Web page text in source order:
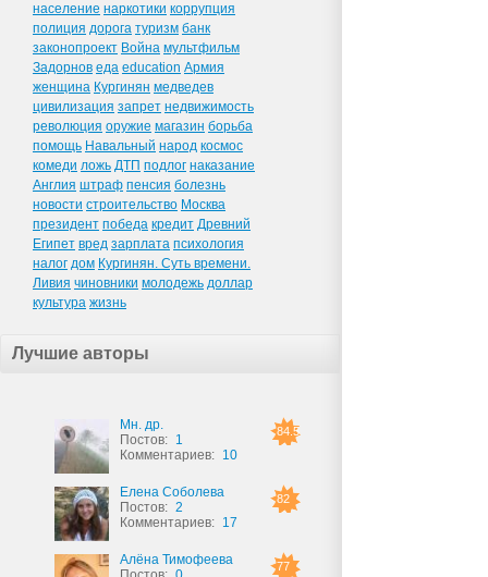
население наркотики коррупция
полиция дорога туризм банк
законопроект Война мультфильм
Задорнов еда education Армия
женщина Кургинян медведев
цивилизация запрет недвижимость
революция оружие магазин борьба
помощь Навальный народ космос
комеди ложь ДТП подлог наказание
Англия штраф пенсия болезнь
новости строительство Москва
президент победа кредит Древний
Египет вред зарплата психология
налог дом Кургинян. Суть времени.
Ливия чиновники молодежь доллар
культура жизнь
Лучшие авторы
84.5
Мн. др.
Постов: 1
Комментариев: 10
82
Елена Соболева
Постов: 2
Комментариев: 17
77
Алёна Тимофеева